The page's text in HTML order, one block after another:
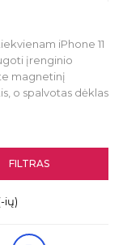
iPhone 11
įrenginio
magnetinį
o spalvotas dėklas
FILTRAS
ių)